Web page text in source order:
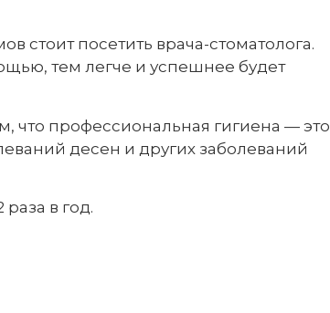
стоит посетить врача-стоматолога.
тем легче и успешнее будет
что профессиональная гигиена — это
десен и других заболеваний
в год.